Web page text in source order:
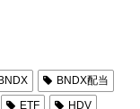
BNDX配当
ETF
HDV